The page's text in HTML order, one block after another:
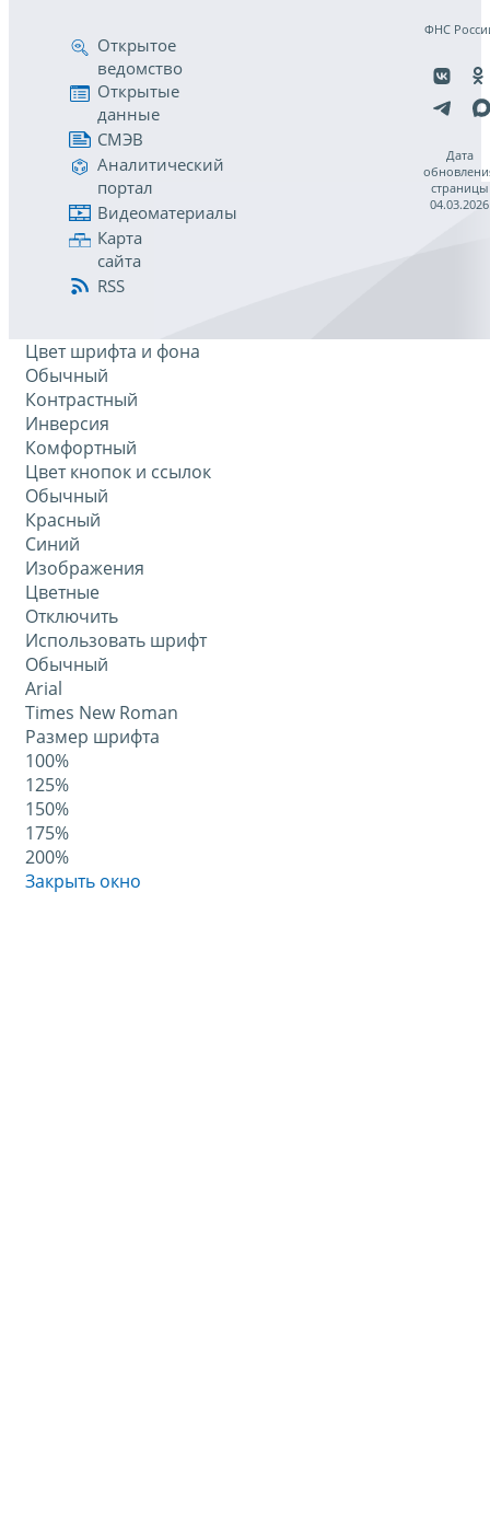
Открытое
ведомство
Открытые
данные
СМЭВ
Аналитический
портал
Видеоматериалы
Карта
сайта
RSS
ФНС
Дата
страницы
04.03.2026
Цвет шрифта и фона
Обычный
Контрастный
Инверсия
Комфортный
Цвет кнопок и ссылок
Обычный
Красный
Синий
Изображения
Цветные
Отключить
Использовать шрифт
Обычный
Arial
Times New Roman
Размер шрифта
100%
125%
150%
175%
200%
Закрыть окно